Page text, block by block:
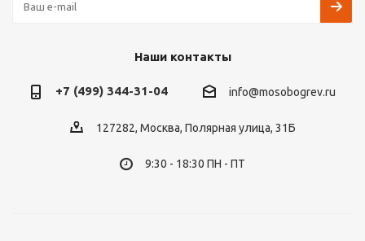
Наши контакты
+7 (499) 344-31-04 info@mosobogrev.ru
127282, Москва, Полярная улица, 31Б
9:30 - 18:30 ПН - ПТ